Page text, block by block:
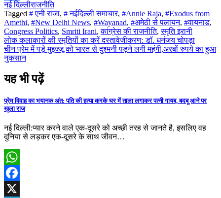
Share
नई दिल्लीराजनीति
Tagged # एनी राजा, # नईदिल्ली समाचार, #Annie Raja, #Exodus from
Amethi, #New Delhi News, #Wayanad, #अमेठी से पलायन, #वायनाड,
Congress Politics, Smriti Irani,कांग्रेस की राजनीति,स्मृति इरानी
Post
navigation
लोक कलाकारों की स्मृतियों का करें दस्तावेजीकरण: डॉ. धनंजय चोपड़ा
चीन प्रेम में पड़े मुइज्जू को भारत से दुश्मनी पड़ने लगी महंगी,अरबों रुपये का हुआ
नुकसान
यह भी पढ़ें
प्रेम विवाह का भयानक अंत: पति की हत्या करके घर में ताला लगाकर पत्नी गायब, बदबू आने पर
खुला राज
नई दिल्ली:प्यार करने वाले एक-दूसरे को अच्छी तरह से जानते है, इसलिए वह
दुनिया से लड़कर एक-दूसरे के साथ जीवन…
WhatsApp
Facebook